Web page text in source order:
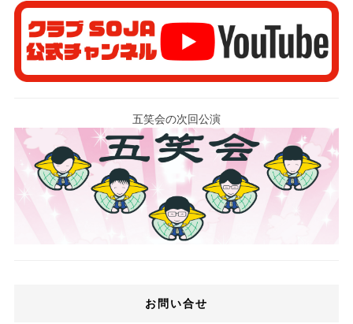
五笑会の次回公演
お問い合せ